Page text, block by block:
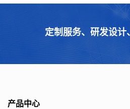
定制服务、研发设计
产品中心